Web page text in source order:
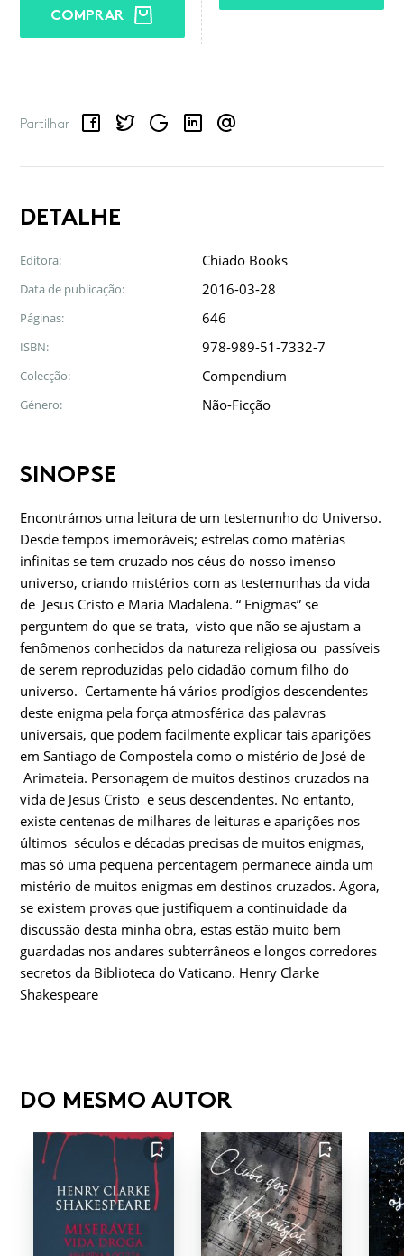
COMPRAR
Partilhar
FacebookTwitterGoogle LinkedInEmail
DETALHE
Editora: Chiado Books
Data de publicação: 2016-03-28
Páginas: 646
ISBN: 978-989-51-7332-7
Colecção: Compendium
Género: Não-Ficção
SINOPSE
Encontrámos uma leitura de um testemunho do Universo.
Desde tempos imemoráveis; estrelas como matérias
infinitas se tem cruzado nos céus do nosso imenso
universo, criando mistérios com as testemunhas da vida
de Jesus Cristo e Maria Madalena. “ Enigmas” se
perguntem do que se trata, visto que não se ajustam a
fenômenos conhecidos da natureza religiosa ou passíveis
de serem reproduzidas pelo cidadão comum filho do
universo. Certamente há vários prodígios descendentes
deste enigma pela força atmosférica das palavras
universais, que podem facilmente explicar tais aparições
em Santiago de Compostela como o mistério de José de
Arimateia. Personagem de muitos destinos cruzados na
vida de Jesus Cristo e seus descendentes. No entanto,
existe centenas de milhares de leituras e aparições nos
últimos séculos e décadas precisas de muitos enigmas,
mas só uma pequena percentagem permanece ainda um
mistério de muitos enigmas em destinos cruzados. Agora,
se existem provas que justifiquem a continuidade da
discussão desta minha obra, estas estão muito bem
guardadas nos andares subterrâneos e longos corredores
secretos da Biblioteca do Vaticano. Henry Clarke
Shakespeare
DO MESMO AUTOR
FAVORITO FAVORITO